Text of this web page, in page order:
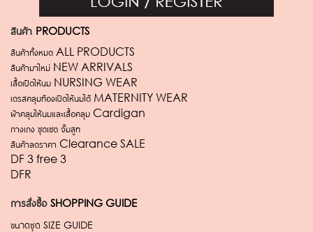
สินค้า PRODUCTS
สินค้าทั้งหมด ALL PRODUCTS
สินค้ามาใหม่ NEW ARRIVALS
เสื้อเปิดให้นม NURSING WEAR
เดรสคลุมท้องเปิดให้นมได้ MATERNITY WEAR
ผ้าคลุมให้นมและเสื้อคลุม Cardigan
กางเกง ชุดเซต จั้มสูท
สินค้าลดราคา Clearance SALE
DF 3 free 3
DFR
การสั่งซื้อ SHOPPING GUIDE
ขนาดชุด SIZE GUIDE